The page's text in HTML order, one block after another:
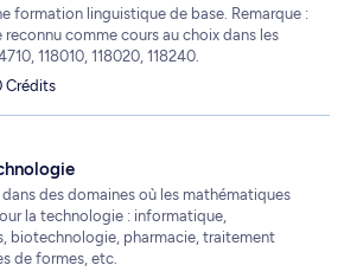
formation linguistique de base. Remarque :
comme cours au choix dans les
118010, 118020, 118240.
Crédits
des domaines où les mathématiques
la technologie : informatique,
biotechnologie, pharmacie, traitement
de formes, etc.